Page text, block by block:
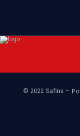
© 2022 Safina –